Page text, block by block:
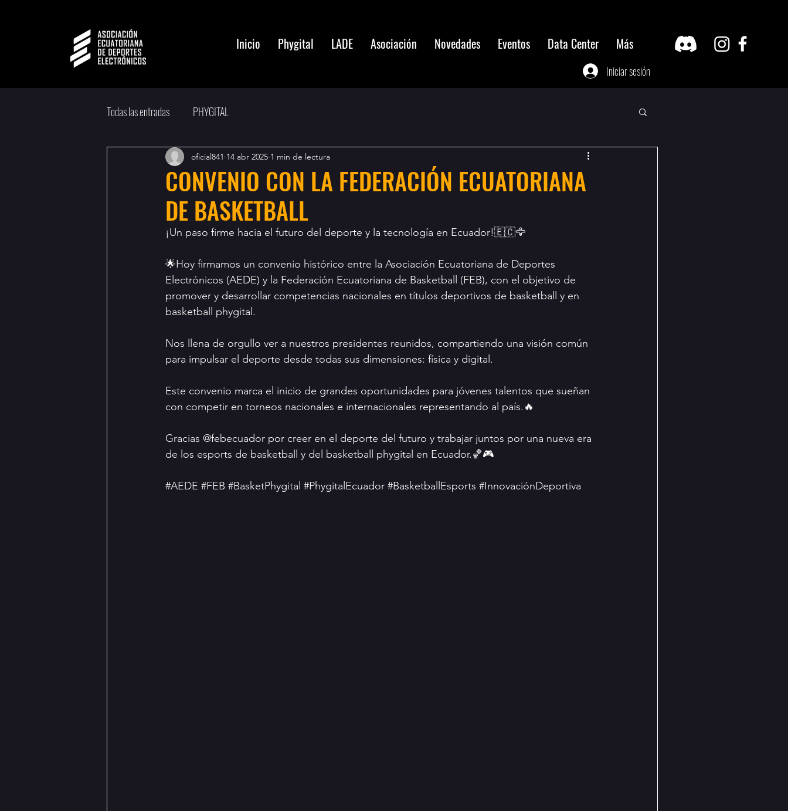
Inicio Phygital LADE Asociación Novedades Eventos Data Center Más
Iniciar sesión
Todas las entradas PHYGITAL
CONVENIO CON LA FEDERACIÓN ECUATORIANA
DE BASKETBALL
oficial841 14 abr 2025 1 min de lectura
¡Un paso firme hacia el futuro del deporte y la tecnología en Ecuador!🇪🇨🦅
🌟Hoy firmamos un convenio histórico entre la Asociación Ecuatoriana de Deportes
Electrónicos (AEDE) y la Federación Ecuatoriana de Basketball (FEB), con el objetivo de
promover y desarrollar competencias nacionales en títulos deportivos de basketball y en
basketball phygital.
Nos llena de orgullo ver a nuestros presidentes reunidos, compartiendo una visión común
para impulsar el deporte desde todas sus dimensiones: física y digital.
Este convenio marca el inicio de grandes oportunidades para jóvenes talentos que sueñan
con competir en torneos nacionales e internacionales representando al país.🔥
Gracias @febecuador por creer en el deporte del futuro y trabajar juntos por una nueva era
de los esports de basketball y del basketball phygital en Ecuador.🏀🎮
#AEDE #FEB #BasketPhygital #PhygitalEcuador #BasketballEsports #InnovaciónDeportiva